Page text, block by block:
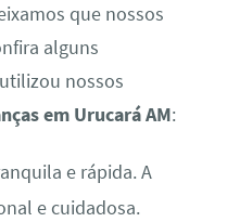
que nossos
alguns
nossos
em Urucará AM:
e rápida. A
e cuidadosa.